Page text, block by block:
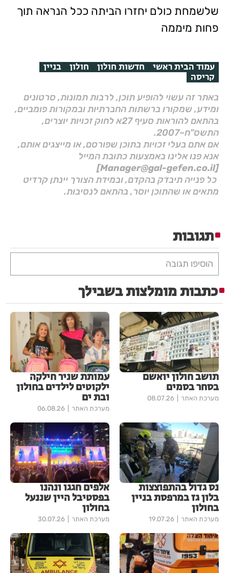
שלשמחת כולם יחזרו הביתה ככל הנראה תוך
פחות מיממה
עמוד הבית ראשי חדשות חולון חולון בניין
קריסה
באתר זה עשוי להופיע תוכן, לרבות תמונות, סרטונים
ומידע, שמקורו ברשתות החברתיות ובמקורות פומביים,
בהתאם להוראות סעיף 27א לחוק זכויות יוצרים,
התשס"ח–2007.
אם אתם בעלי זכויות בתוכן שפורסם, או מייצגים אותם,
אנא פנו אלינו באמצעות כתובת המייל
[Manager@gal-gefen.co.il]
כל פנייה תיבדק בהקדם, ובמידת הצורך יינתן קרדיט
מתאים או שהתוכן יוסר, בהתאם לנסיבות.
תגובות
הוסיפו תגובה
כתבות מומלצות בשבילך
תושב חולון יואשם
בסחר בסמים
מערכת האתר 08.07.26
עמותת שניר חילקה
ילקוטים לילדים בחולון
ובת ים
מערכת האתר 06.08.26
נס גדול בהתפוצצות
בלון גז במרפסת בניין
בחולון
מערכת האתר 19.07.26
אלפים חגגו ונהנו
בפסטיבל היין שננעל
בחולון
מערכת האתר 30.07.26